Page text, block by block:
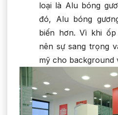
loại là Alu bóng
đó, Alu bóng
biến hơn. Vì khi
nên sự sang trọng
mỹ cho background